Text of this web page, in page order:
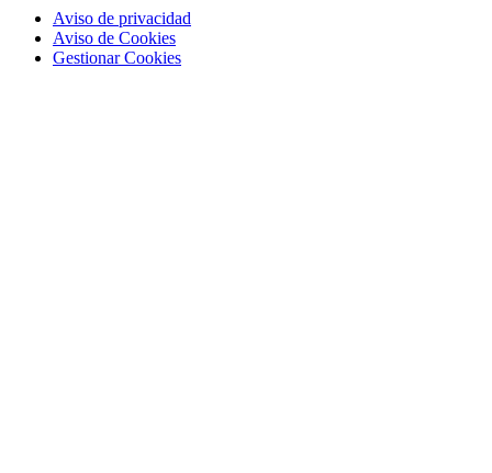
Aviso de privacidad
Aviso de Cookies
Gestionar Cookies